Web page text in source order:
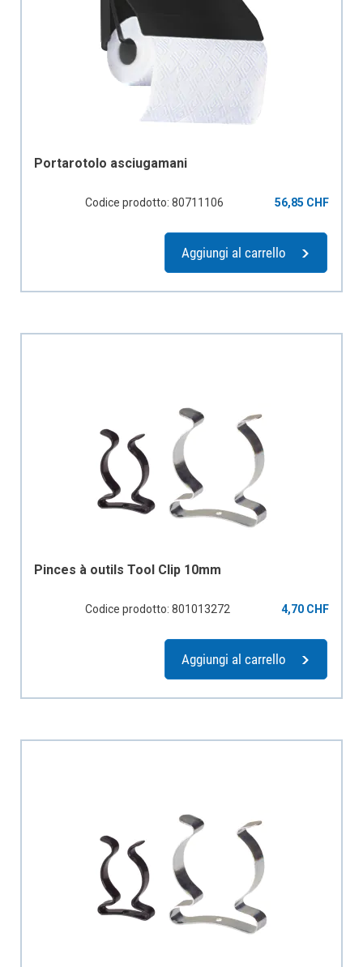
Portarotolo asciugamani
Codice prodotto: 80711106 56,85 CHF
Aggiungi al carrello
Pinces à outils Tool Clip 10mm
Codice prodotto: 801013272 4,70 CHF
Aggiungi al carrello